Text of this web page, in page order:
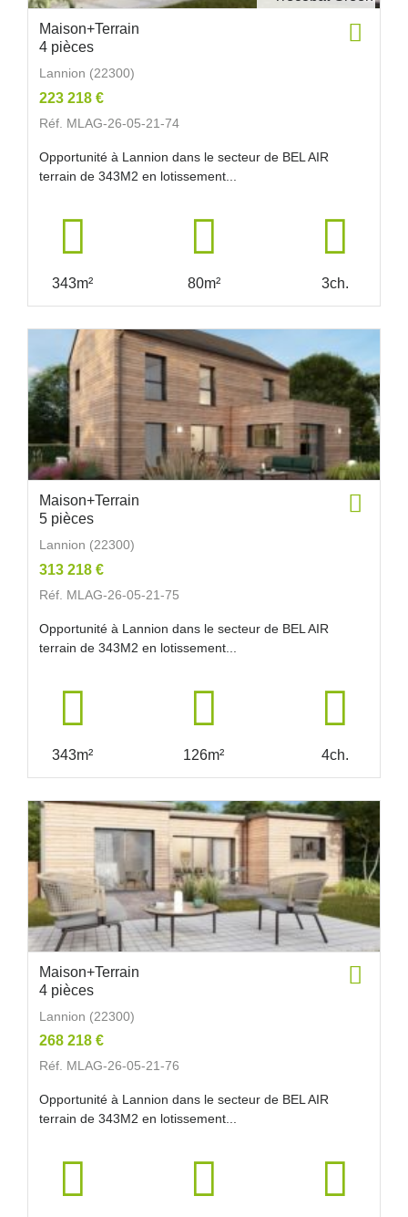
Maison+Terrain
4 pièces
Lannion (22300)
223 218 €
Réf. MLAG-26-05-21-74
Opportunité à Lannion dans le secteur de BEL AIR
terrain de 343M2 en lotissement...
343m² 80m² 3ch.
Maison+Terrain
5 pièces
Lannion (22300)
313 218 €
Réf. MLAG-26-05-21-75
Opportunité à Lannion dans le secteur de BEL AIR
terrain de 343M2 en lotissement...
343m² 126m² 4ch.
Maison+Terrain
4 pièces
Lannion (22300)
268 218 €
Réf. MLAG-26-05-21-76
Opportunité à Lannion dans le secteur de BEL AIR
terrain de 343M2 en lotissement...